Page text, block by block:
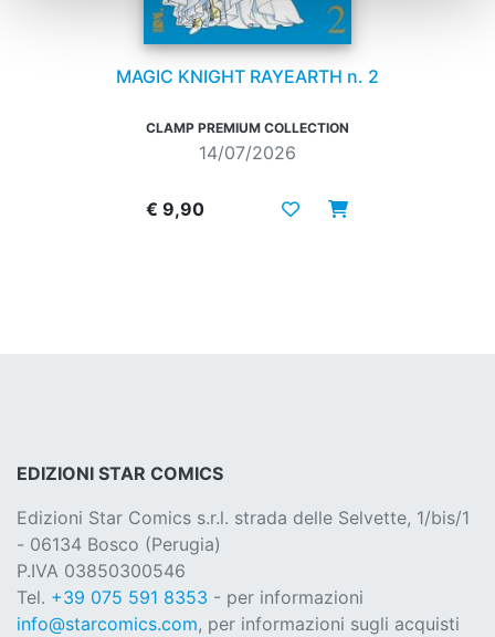
MAGIC KNIGHT RAYEARTH n. 2
CLAMP PREMIUM COLLECTION
14/07/2026
€ 9,90
EDIZIONI STAR COMICS
Edizioni Star Comics s.r.l. strada delle Selvette, 1/bis/1
- 06134 Bosco (Perugia)
P.IVA 03850300546
Tel. +39 075 591 8353 - per informazioni
info@starcomics.com, per informazioni sugli acquisti